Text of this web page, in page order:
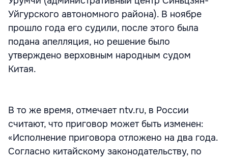
Уйгурского автономного района). В ноябре
прошло года его судили, после этого была
подана апелляция, но решение было
утверждено верховным народным судом
Китая.
В то же время, отмечает ntv.ru, в России
считают, что приговор может быть изменен:
«Исполнение приговора отложено на два года.
Согласно китайскому законодательству, по